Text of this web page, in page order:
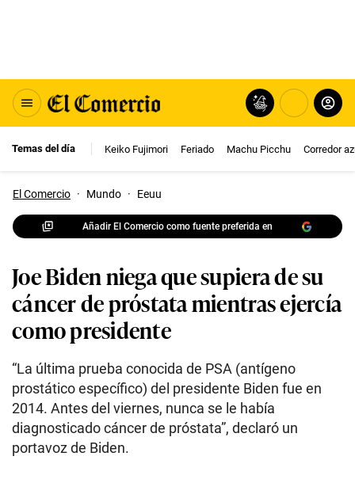
Temas del día Keiko Fujimori Feriado Machu Picchu Corredor
El Comercio · Mundo · Eeuu
Añadir El Comercio como fuente preferida en
Joe Biden niega que supiera de su
cáncer de próstata mientras ejercía
como presidente
“La última prueba conocida de PSA (antígeno
prostático específico) del presidente Biden fue en
2014. Antes del viernes, nunca se le había
diagnosticado cáncer de próstata”, declaró un
portavoz de Biden.